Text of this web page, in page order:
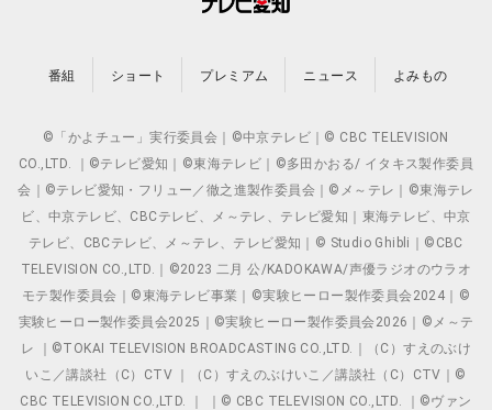
番組 ショート プレミアム ニュース よみもの
©「かよチュー」実行委員会｜©中京テレビ｜© CBC TELEVISION
CO.,LTD. ｜©テレビ愛知｜©東海テレビ｜©多田かおる/ イタキス製作委員
会｜©テレビ愛知・フリュー／徹之進製作委員会｜©メ～テレ｜©東海テレ
ビ、中京テレビ、CBCテレビ、メ～テレ、テレビ愛知｜東海テレビ、中京
テレビ、CBCテレビ、メ～テレ、テレビ愛知｜© Studio Ghibli｜©CBC
TELEVISION CO.,LTD.｜©2023 二月 公/KADOKAWA/声優ラジオのウラオ
モテ製作委員会｜©東海テレビ事業｜©実験ヒーロー製作委員会2024｜©
実験ヒーロー製作委員会2025｜©実験ヒーロー製作委員会2026｜©メ～テ
レ ｜©TOKAI TELEVISION BROADCASTING CO.,LTD.｜（C）すえのぶけ
いこ／講談社（C）CTV ｜（C）すえのぶけいこ／講談社（C）CTV｜©
CBC TELEVISION CO.,LTD. ｜ ｜© CBC TELEVISION CO.,LTD. ｜©ヴァン